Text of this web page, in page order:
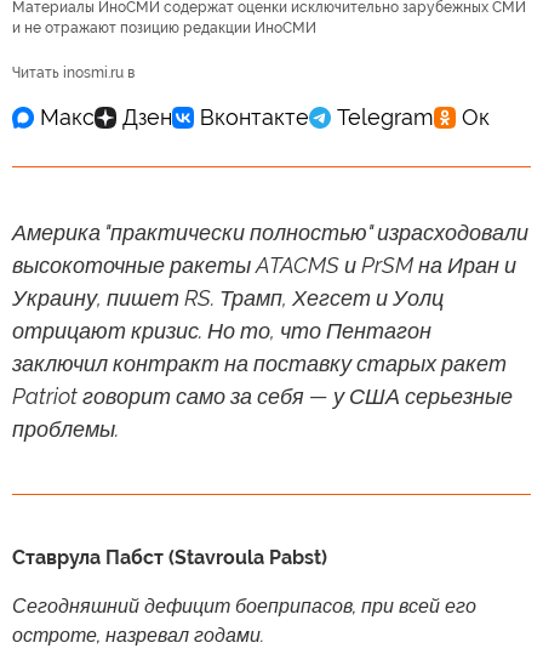
Материалы ИноСМИ содержат оценки исключительно зарубежных СМИ
и не отражают позицию редакции ИноСМИ
Читать inosmi.ru в
Америка "практически полностью" израсходовали
высокоточные ракеты ATACMS и PrSM на Иран и
Украину, пишет RS. Трамп, Хегсет и Уолц
отрицают кризис. Но то, что Пентагон
заключил контракт на поставку старых ракет
Patriot говорит само за себя — у США серьезные
проблемы.
Ставрула Пабст (Stavroula Pabst)
Сегодняшний дефицит боеприпасов, при всей его
остроте, назревал годами.